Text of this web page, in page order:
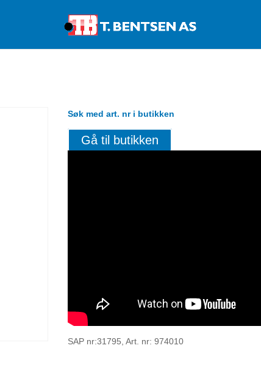
Søk med art. nr i butikken
Gå til butikken
SAP nr:31795, Art. nr: 974010